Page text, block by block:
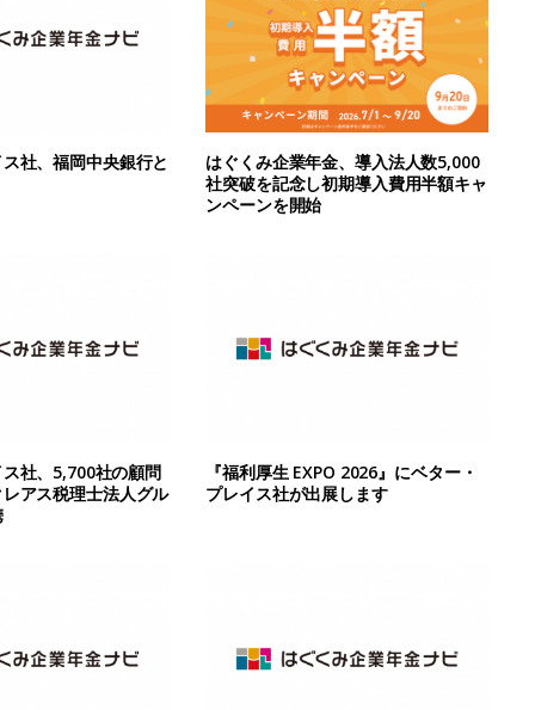
社、福岡中央銀行と
はぐくみ企業年金、導入法人数5,000
社突破を記念し初期導入費用半額キャ
ンペーンを開始
社、5,700社の顧問
アス税理士法人グル
『福利厚生 EXPO 2026』にベター・
プレイス社が出展します